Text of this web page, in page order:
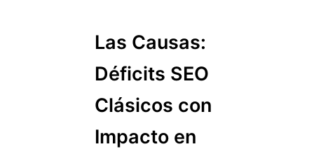
Las Causas:
Déficits SEO
Clásicos con
Impacto en